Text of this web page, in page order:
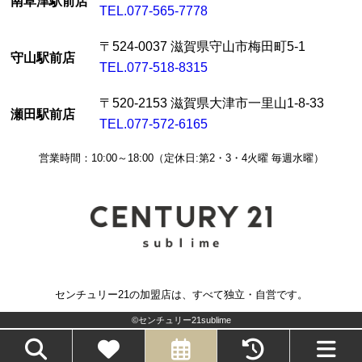
TEL.077-565-7778
守山駅前店
〒524-0037 滋賀県守山市梅田町5-1
TEL.077-518-8315
瀬田駅前店
〒520-2153 滋賀県大津市一里山1-8-33
TEL.077-572-6165
営業時間：10:00～18:00（定休日:第2・3・4火曜 毎週水曜）
センチュリー21の加盟店は、すべて独立・自営です。
©センチュリー21sublime